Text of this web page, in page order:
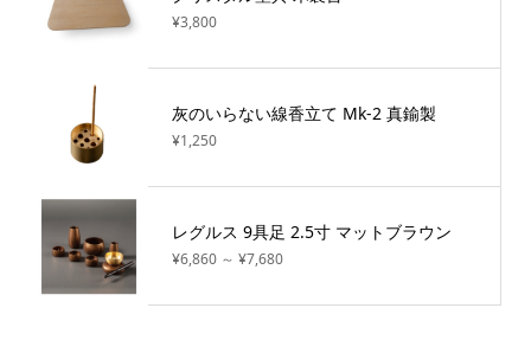
¥3,800
灰のいらない線香立て Mk-2 真鍮製
¥1,250
レグルス 9具足 2.5寸 マットブラウン
¥6,860 ～ ¥7,680